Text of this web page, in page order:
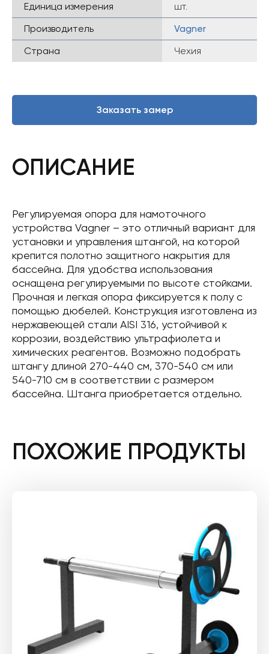
Единица измерения
шт.
Производитель
Vagner
Страна
Чехия
Заказать замер
ОПИСАНИЕ
Регулируемая опора для намоточного
устройства Vagner – это отличный вариант для
установки и управления штангой, на которой
крепится полотно защитного накрытия для
бассейна. Для удобства использования
оснащена регулируемыми по высоте стойками.
Прочная и легкая опора фиксируется к полу с
помощью дюбелей. Конструкция изготовлена ​​из
нержавеющей стали AISI 316, устойчивой к
коррозии, воздействию ультрафиолета и
химических реагентов. Возможно подобрать
штангу длиной 270-440 см, 370-540 см или
540-710 см в соответствии с размером
бассейна. Штанга приобретается отдельно.
ПОХОЖИЕ ПРОДУКТЫ